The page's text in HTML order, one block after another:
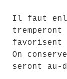
Il faut
favorisent
On
seront au-